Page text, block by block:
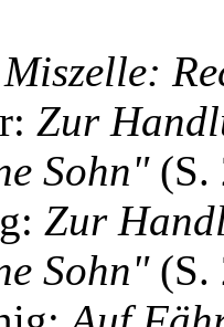
Miszelle:
Zur
Sohn"(S.
: Zur
Sohn"(S.